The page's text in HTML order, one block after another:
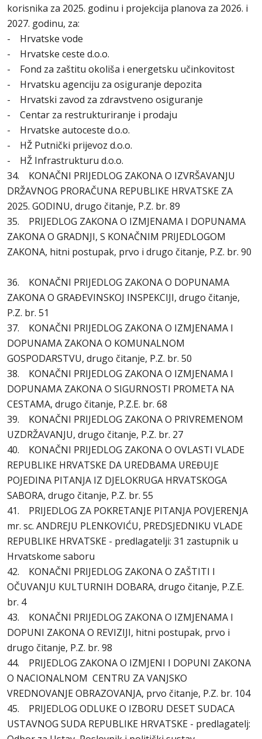
korisnika za 2025. godinu i projekcija planova za 2026. i
2027. godinu, za:
- Hrvatske vode
- Hrvatske ceste d.o.o.
- Fond za zaštitu okoliša i energetsku učinkovitost
- Hrvatsku agenciju za osiguranje depozita
- Hrvatski zavod za zdravstveno osiguranje
- Centar za restrukturiranje i prodaju
- Hrvatske autoceste d.o.o.
- HŽ Putnički prijevoz d.o.o.
- HŽ Infrastrukturu d.o.o.
34. KONAČNI PRIJEDLOG ZAKONA O IZVRŠAVANJU
DRŽAVNOG PRORAČUNA REPUBLIKE HRVATSKE ZA
2025. GODINU, drugo čitanje, P.Z. br. 89
35. PRIJEDLOG ZAKONA O IZMJENAMA I DOPUNAMA
ZAKONA O GRADNJI, S KONAČNIM PRIJEDLOGOM
ZAKONA, hitni postupak, prvo i drugo čitanje, P.Z. br. 90
36. KONAČNI PRIJEDLOG ZAKONA O DOPUNAMA
ZAKONA O GRAĐEVINSKOJ INSPEKCIJI, drugo čitanje,
P.Z. br. 51
37. KONAČNI PRIJEDLOG ZAKONA O IZMJENAMA I
DOPUNAMA ZAKONA O KOMUNALNOM
GOSPODARSTVU, drugo čitanje, P.Z. br. 50
38. KONAČNI PRIJEDLOG ZAKONA O IZMJENAMA I
DOPUNAMA ZAKONA O SIGURNOSTI PROMETA NA
CESTAMA, drugo čitanje, P.Z.E. br. 68
39. KONAČNI PRIJEDLOG ZAKONA O PRIVREMENOM
UZDRŽAVANJU, drugo čitanje, P.Z. br. 27
40. KONAČNI PRIJEDLOG ZAKONA O OVLASTI VLADE
REPUBLIKE HRVATSKE DA UREDBAMA UREĐUJE
POJEDINA PITANJA IZ DJELOKRUGA HRVATSKOGA
SABORA, drugo čitanje, P.Z. br. 55
41. PRIJEDLOG ZA POKRETANJE PITANJA POVJERENJA
mr. sc. ANDREJU PLENKOVIĆU, PREDSJEDNIKU VLADE
REPUBLIKE HRVATSKE - predlagatelji: 31 zastupnik u
Hrvatskome saboru
42. KONAČNI PRIJEDLOG ZAKONA O ZAŠTITI I
OČUVANJU KULTURNIH DOBARA, drugo čitanje, P.Z.E.
br. 4
43. KONAČNI PRIJEDLOG ZAKONA O IZMJENAMA I
DOPUNI ZAKONA O REVIZIJI, hitni postupak, prvo i
drugo čitanje, P.Z. br. 98
44. PRIJEDLOG ZAKONA O IZMJENI I DOPUNI ZAKONA
O NACIONALNOM CENTRU ZA VANJSKO
VREDNOVANJE OBRAZOVANJA, prvo čitanje, P.Z. br. 104
45. PRIJEDLOG ODLUKE O IZBORU DESET SUDACA
USTAVNOG SUDA REPUBLIKE HRVATSKE - predlagatelj: